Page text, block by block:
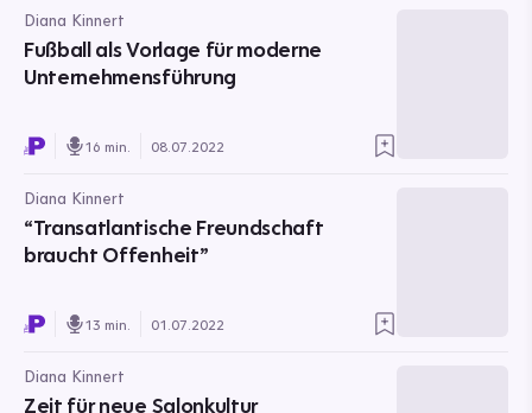
Diana Kinnert
Fußball als Vorlage für moderne
Unternehmensführung
16 min. 08.07.2022
Diana Kinnert
“Transatlantische Freundschaft
braucht Offenheit”
13 min. 01.07.2022
Diana Kinnert
Zeit für neue Salonkultur